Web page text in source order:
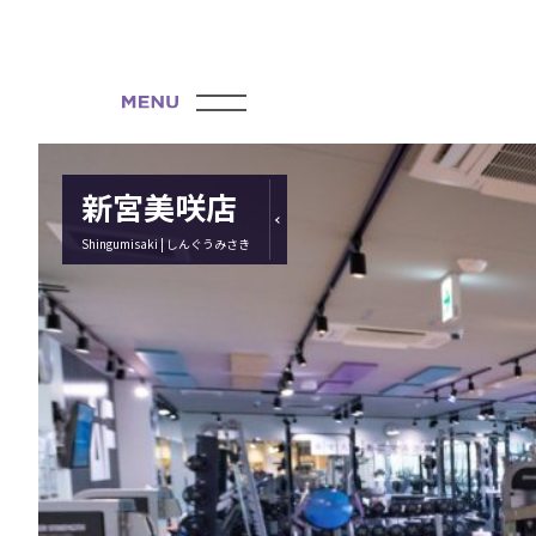
新宮美咲店
Shingumisaki | しんぐうみさき